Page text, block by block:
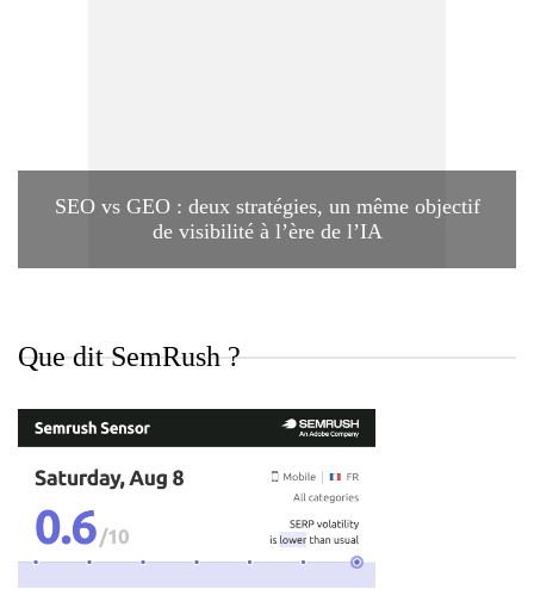
SEO vs GEO : deux stratégies, un même objectif
de visibilité à l’ère de l’IA
Que dit SemRush ?